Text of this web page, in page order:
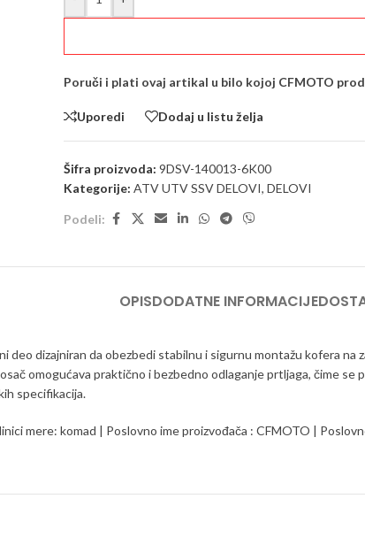
Poruči i plati ovaj artikal u bilo kojoj CFMOTO
Uporedi Dodaj u listu želja
Šifra proizvoda: 9DSV-140013-6K00
Kategorije: ATV UTV SSV DELOVI, DELOVI
Podeli:
OPISDODATNE INFORMACIJE
deo dizajniran da obezbedi stabilnu i sigurnu montažu kofera
omogućava praktično i bezbedno odlaganje prtljaga, čime
specifikacija.
mere: komad | Poslovno ime proizvođača : CFMOTO |